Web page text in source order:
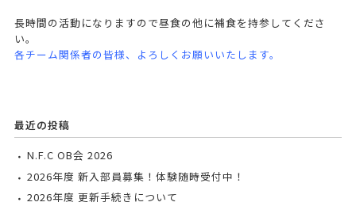
長時間の活動になりますので昼食の他に補食を持参してくださ
い。
各チーム関係者の皆様、よろしくお願いいたします。
最近の投稿
N.F.C OB会 2026
2026年度 新入部員募集！体験随時受付中！
2026年度 更新手続きについて